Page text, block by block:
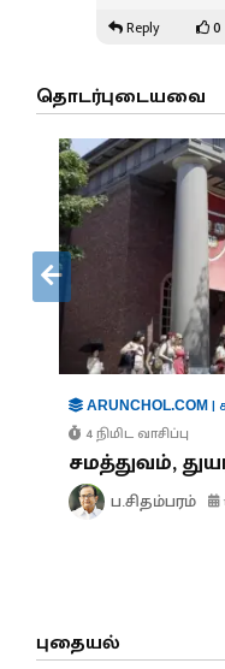
Reply 0
தொடர்புடையவை
ARUNCHOL.COM |
4 நிமிட வாசிப்பு
சமத்துவம்,
ப.சிதம்பரம்
புதையல்